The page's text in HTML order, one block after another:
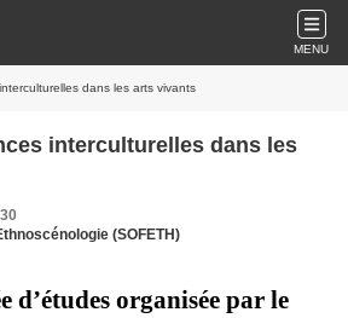
MENU
dans les arts vivants
interculturelles dans les
(SOFETH)
d’études organisée par le